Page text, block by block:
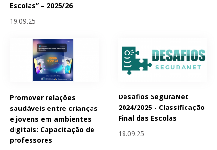
Escolas” – 2025/26
19.09.25
Promover relações
saudáveis entre crianças
e jovens em ambientes
digitais: Capacitação de
professores
Desafios SeguraNet
2024/2025 - Classificação
Final das Escolas
18.09.25